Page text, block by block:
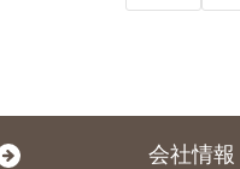
会社情報